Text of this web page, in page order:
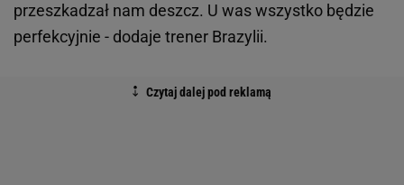
przeszkadzał nam deszcz. U was wszystko będzie
perfekcyjnie - dodaje trener Brazylii.